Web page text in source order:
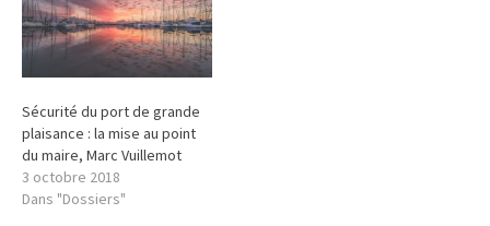
Sécurité du port de grande
plaisance : la mise au point
du maire, Marc Vuillemot
3 octobre 2018
Dans "Dossiers"